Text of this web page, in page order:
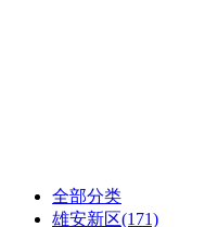
全部分类
雄安新区(171)